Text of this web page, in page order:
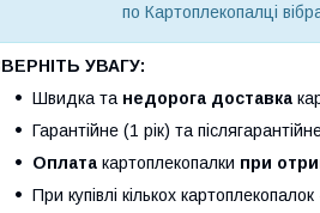
по Картоплекопалці
УВАГУ:
Швидка та недорога доставка
Гарантійне (1 рік) та
Оплата картоплекопалки при
При купівлі кількох